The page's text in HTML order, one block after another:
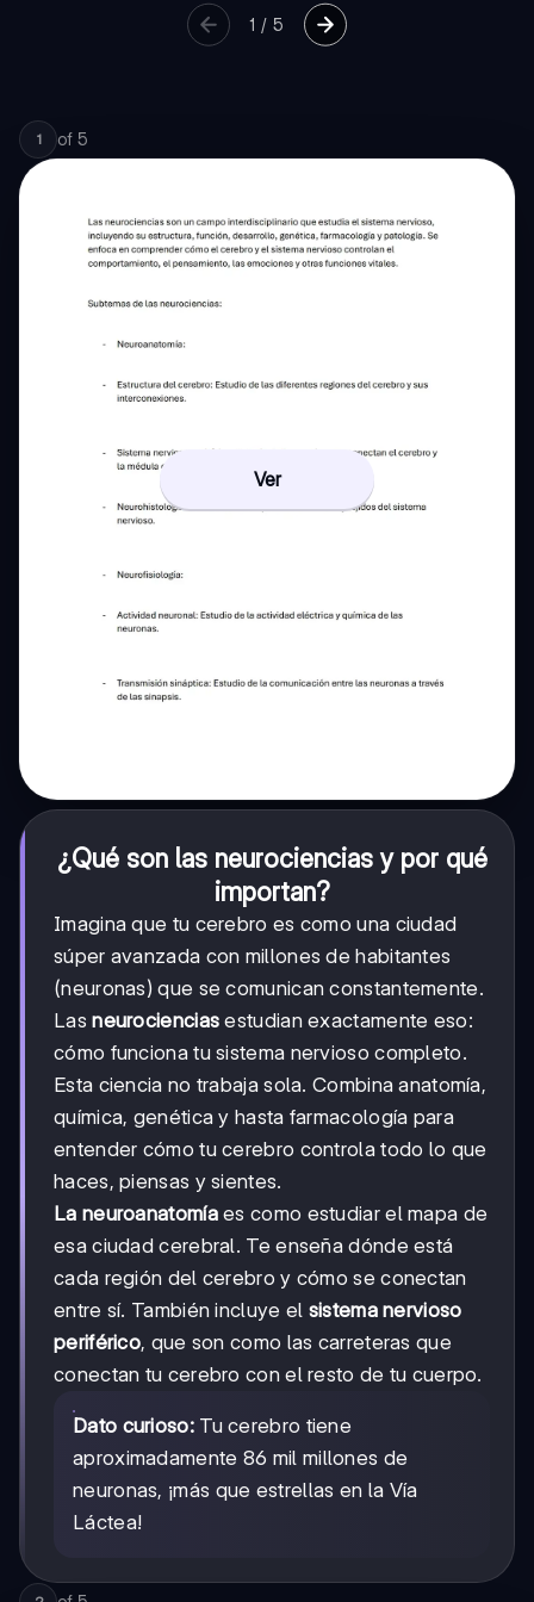
1 /5
1 of 5
Ver
¿Qué son las neurociencias y por qué
importan?
Imagina que tu cerebro es como una ciudad
súper avanzada con millones de habitantes
(neuronas) que se comunican constantemente.
Lasneurociencias estudian exactamente eso:
cómo funciona tu sistema nervioso completo.
Esta ciencia no trabaja sola. Combina anatomía,
química, genética y hasta farmacología para
entender cómo tu cerebro controla todo lo que
haces, piensas y sientes.
La neuroanatomíaes como estudiar el mapa de
esa ciudad cerebral. Te enseña dónde está
cada región del cerebro y cómo se conectan
entre sí. También incluye el sistema nervioso
periférico, que son como las carreteras que
conectan tu cerebro con el resto de tu cuerpo.
Dato curioso:Tu cerebro tiene
aproximadamente 86 mil millones de
neuronas, ¡más que estrellas en la Vía
Láctea!